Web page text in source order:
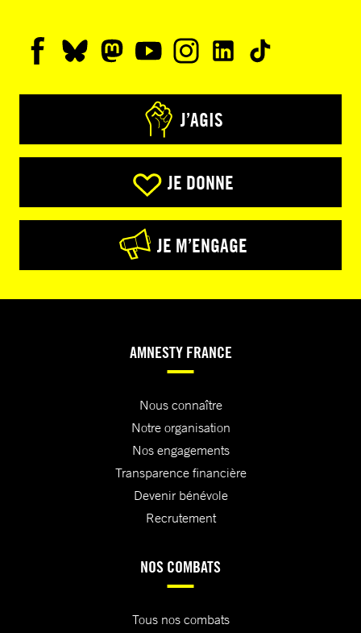
J’AGIS
JE DONNE
JE M’ENGAGE
AMNESTY FRANCE
Nous connaître
Notre organisation
Nos engagements
Transparence financière
Devenir bénévole
Recrutement
NOS COMBATS
Tous nos combats